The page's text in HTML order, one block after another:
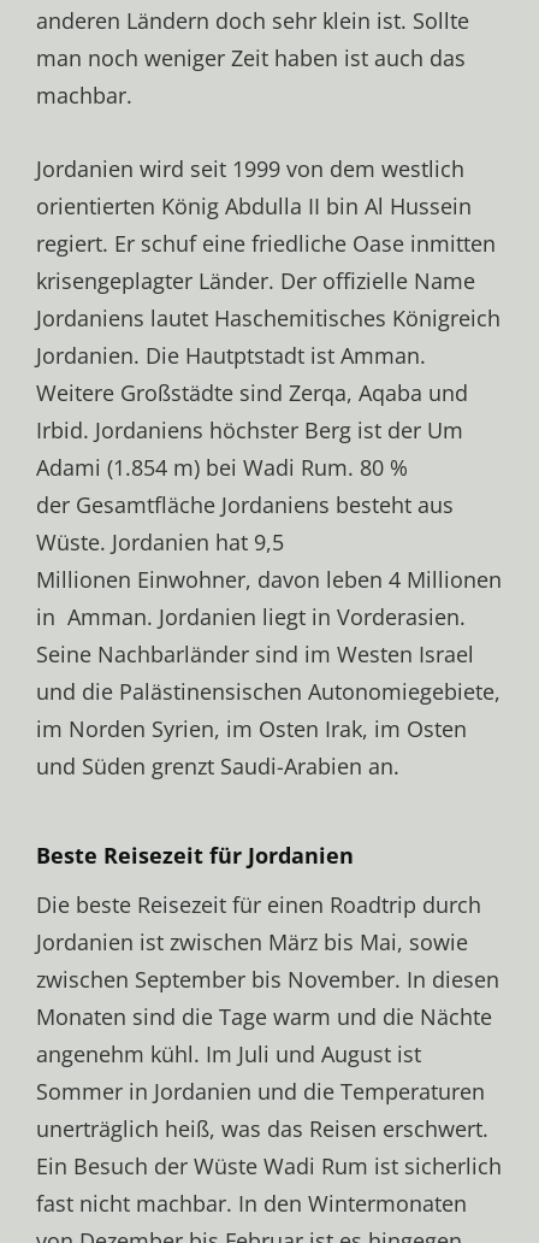
anderen Ländern doch sehr klein ist. Sollte
man noch weniger Zeit haben ist auch das
machbar.
Jor­da­ni­en wird seit 1999 von dem west­lich
ori­en­tier­ten Kö­nig Ab­dul­la II bin Al Hus­sein
re­giert. Er schuf eine fried­li­che Oase in­mit­ten
kri­sen­ge­plag­ter Län­der. Der offizielle Name
Jordaniens lautet Haschemitisches Königreich
Jordanien. Die Hautptstadt ist Amman.
Weitere Großstädte sind Zerqa, Aqaba und
Irbid. Jordaniens höchster Berg ist der Um
Adami (1.854 m) bei Wadi Rum. 80 %
der Gesamtfläche Jordaniens besteht aus
Wüste. Jordanien hat 9,5
Millionen Einwohner, davon leben 4 Millionen
in Amman. Jordanien liegt in Vorderasien.
Seine Nachbarländer sind im Westen Israel
und die Palästinensischen Autonomiegebiete,
im Norden Syrien, im Osten Irak, im Osten
und Süden grenzt Saudi-Arabien an.
Beste Reisezeit für Jordanien
Die beste Reisezeit für einen Roadtrip durch
Jordanien ist zwischen März bis Mai, sowie
zwischen September bis November. In diesen
Monaten sind die Tage warm und die Nächte
angenehm kühl. Im Juli und August ist
Sommer in Jordanien und die Temperaturen
unerträglich heiß, was das Reisen erschwert.
Ein Besuch der Wüste Wadi Rum ist sicherlich
fast nicht machbar. In den Wintermonaten